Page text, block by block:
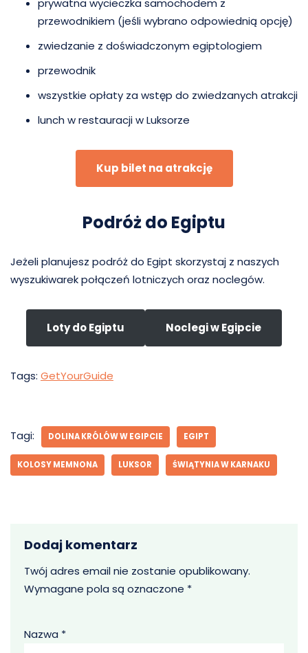
prywatna wycieczka samochodem z
przewodnikiem (jeśli wybrano odpowiednią opcję)
zwiedzanie z doświadczonym egiptologiem
przewodnik
wszystkie opłaty za wstęp do zwiedzanych atrakcji
lunch w restauracji w Luksorze
Kup bilet na atrakcję
Podróż do Egiptu
Jeżeli planujesz podróż do Egipt skorzystaj z naszych
wyszukiwarek połączeń lotniczych oraz noclegów.
Loty do Egiptu Noclegi w Egipcie
Tags: GetYourGuide
Tagi: DOLINA KRÓLÓW W EGIPCIE EGIPT
KOLOSY MEMNONA LUKSOR ŚWIĄTYNIA W KARNAKU
Dodaj komentarz
Twój adres email nie zostanie opublikowany.
Wymagane pola są oznaczone *
Nazwa *